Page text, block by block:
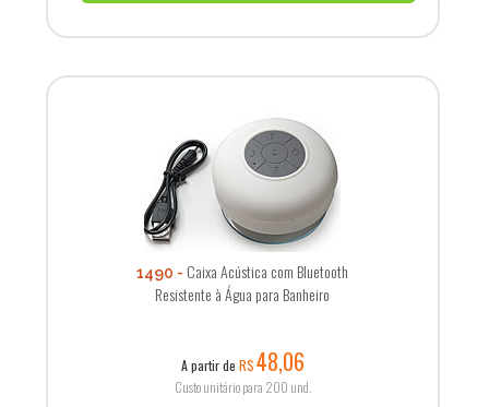
1490
Caixa Acústica com Bluetooth
Resistente à Água para Banheiro
A partir de R$48,06
Custo unitário para 200 und.